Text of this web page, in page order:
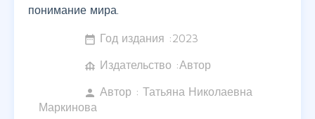
понимание мира.
date_range Год издания :2023
foundation Издательство :Автор
person Автор : Татьяна Николаевна
Маркинова